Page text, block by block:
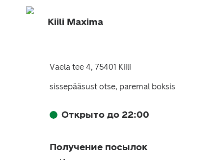
Kiili Maxima
Vaela tee 4, 75401 Kiili
sissepääsust otse, paremal boksis
Открыто до 22:00
Получение посылок